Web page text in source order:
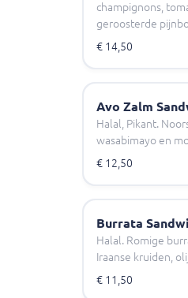
champignons,
geroosterde
€ 14,50
Avo Zalm
Halal, Pikant.
wasabimayo en
€ 12,50
Burrata
Halal. Romige
Iraanse kruiden,
€ 11,50